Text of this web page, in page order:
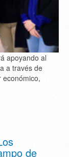
apoyando al
a través de
económico,
de